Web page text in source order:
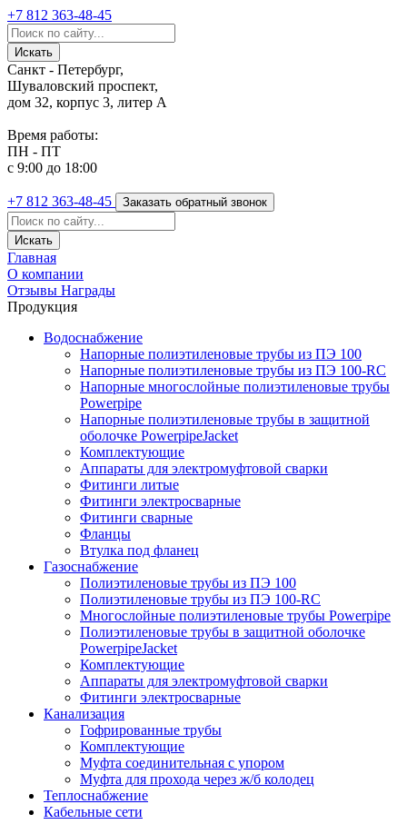
+7 812 363-48-45
Санкт - Петербург,
Шуваловский проспект,
дом 32, корпус 3, литер А
Время работы:
ПН - ПТ
с 9:00 до 18:00
+7 812 363-48-45 Заказать обратный звонок
Главная
О компании
Отзывы Награды
Продукция
Водоснабжение
Напорные полиэтиленовые трубы из ПЭ 100
Напорные полиэтиленовые трубы из ПЭ 100-RC
Напорные многослойные полиэтиленовые трубы
Powerpipe
Напорные полиэтиленовые трубы в защитной
оболочке PowerpipeJacket
Комплектующие
Аппараты для электромуфтовой сварки
Фитинги литые
Фитинги электросварные
Фитинги сварные
Фланцы
Втулка под фланец
Газоснабжение
Полиэтиленовые трубы из ПЭ 100
Полиэтиленовые трубы из ПЭ 100-RC
Многослойные полиэтиленовые трубы Powerpipe
Полиэтиленовые трубы в защитной оболочке
PowerpipeJacket
Комплектующие
Аппараты для электромуфтовой сварки
Фитинги электросварные
Канализация
Гофрированные трубы
Комплектующие
Муфта соединительная с упором
Муфта для прохода через ж/б колодец
Теплоснабжение
Кабельные сети